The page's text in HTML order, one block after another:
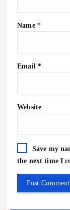
Name *
Email *
Website
Save my
the next time I